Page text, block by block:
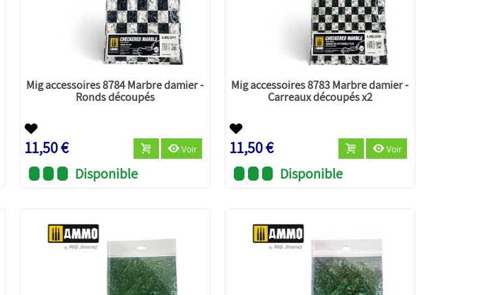
Mig accessoires 8784 Marbre damier -
Ronds découpés
11,50 € Voir
Disponible
Mig accessoires 8783 Marbre damier -
Carreaux découpés x2
11,50 € Voir
Disponible